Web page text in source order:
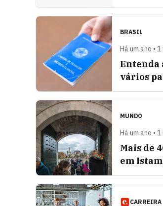
BRASIL
Há um ano •
Entenda
vários
MUNDO
Há um ano •
Mais de
em
CARREIRA